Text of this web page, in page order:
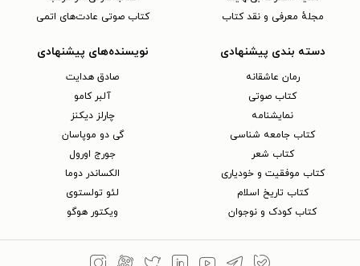
مجلهٔ معرفی و نقد کتاب
کتاب صوتی عادت‌های اتمی
دسته بندی پیشنهادی
رمان عاشقانه
کتاب‌ صوتی
نمایشنامه
کتاب جامعه شناسی
کتاب شعر
کتاب موفقیت و خودیاری
کتاب تاریخ اسلام
کتاب کودک و نوجوان
نویسنده‌های پیشنهادی
صادق هدایت
آلبر کامو
چارلز دیکنز
گی دو موپاسان
جورج اورول
الکساندر دوما
لئو تولستوی
ویکتور هوگو